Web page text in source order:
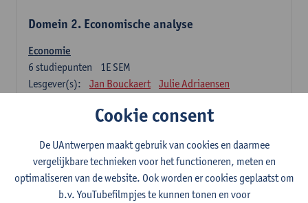
Domein 2. Economische analyse
Economie
1E SEM
6 studiepunten
Lesgever(s):
Jan Bouckaert Julie Adriaensen
Domein 3. Bedrijfseconomie
Accountancy
1E/2E SEM
6studiepunten
Lesgever(s):
Tom Van Caneghem Christine Lippens
Cookie consent
De UAntwerpen maakt gebruik van cookies en daarmee
vergelijkbare technieken voor het functioneren, meten en
optimaliseren van de website. Ook worden er cookies geplaatst om
b.v. YouTubefilmpjes te kunnen tonen en voor